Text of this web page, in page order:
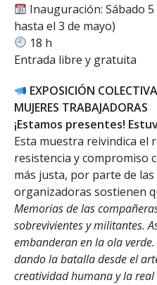
Inauguración: Sábado
hasta el 3 de mayo)
18 h
Entrada libre y gratuita
EXPOSICIÓN
MUJERES TRABAJADORAS
¡Estamos presentes!
Esta muestra reivindica el
resistencia y compromiso
más justa, por parte de
organizadoras sostienen
Memorias de las
sobrevivientes y militantes.
embanderan en la ola
dando la batalla desde el
creatividad humana y la